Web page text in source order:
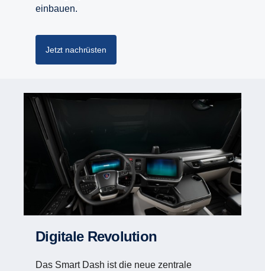
einbauen.
Jetzt nachrüsten
Digitale Revolution
Das Smart Dash ist die neue zentrale